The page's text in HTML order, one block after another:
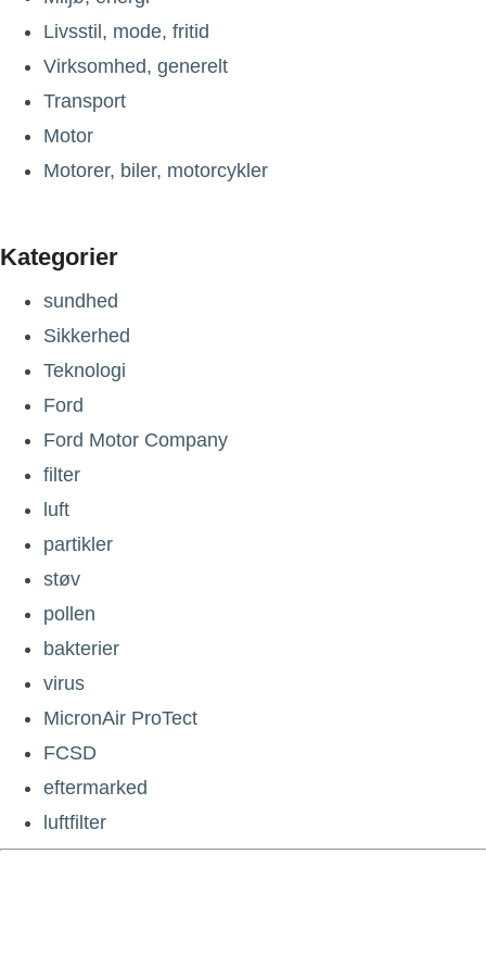
Livsstil, mode, fritid
Virksomhed, generelt
Transport
Motor
Motorer, biler, motorcykler
Kategorier
sundhed
Sikkerhed
Teknologi
Ford
Ford Motor Company
filter
luft
partikler
støv
pollen
bakterier
virus
MicronAir ProTect
FCSD
eftermarked
luftfilter